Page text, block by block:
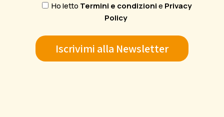
Ho letto Termini e condizionie Privacy
Policy